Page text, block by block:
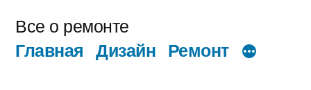
содержимому
Все о ремонте
Главная Дизайн Ремонт